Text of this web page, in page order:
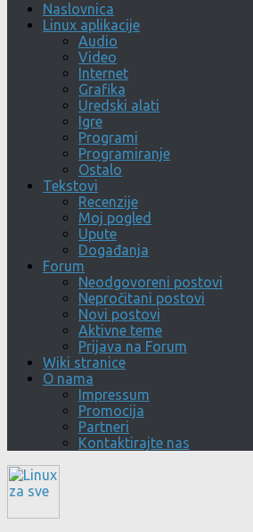
Naslovnica
Linux aplikacije
Audio
Video
Internet
Grafika
Uredski alati
Igre
Programi
Programiranje
Ostalo
Tekstovi
Recenzije
Moj pogled
Upute
Događanja
Forum
Neodgovoreni postovi
Nepročitani postovi
Novi postovi
Aktivne teme
Prijava na Forum
Wiki stranice
O nama
Impressum
Promocija
Partneri
Kontaktirajte nas